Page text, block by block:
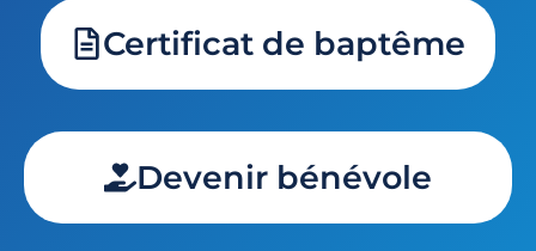
Certificat de baptême
Devenir bénévole